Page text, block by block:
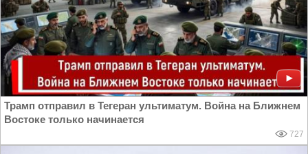
Трамп отправил в Тегеран ультиматум. Война на Ближнем
Востоке только начинается
727